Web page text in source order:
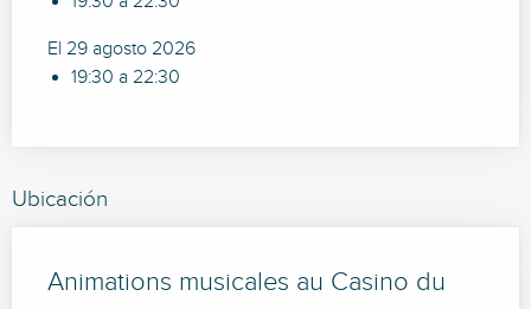
El 29 agosto 2026
19:30 a 22:30
Ubicación
Animations musicales au Casino du